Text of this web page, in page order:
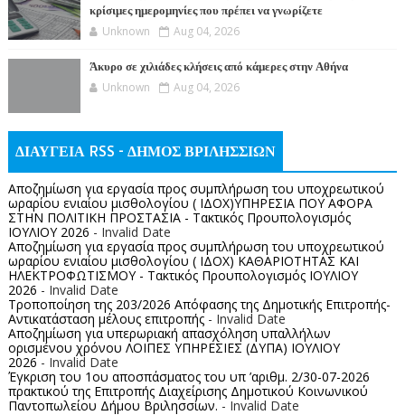
κρίσιμες ημερομηνίες που πρέπει να γνωρίζετε
Unknown Aug 04, 2026
Άκυρο σε χιλιάδες κλήσεις από κάμερες στην Αθήνα
Unknown Aug 04, 2026
ΔΙΑΥΓΕΙΑ RSS - ΔΗΜΟΣ ΒΡΙΛΗΣΣΙΩΝ
Αποζημίωση για εργασία προς συμπλήρωση του υποχρεωτικού
ωραρίου ενιαίου μισθολογίου ( ΙΔΟΧ)ΥΠΗΡΕΣΙΑ ΠΟΥ ΑΦΟΡΑ
ΣΤΗΝ ΠΟΛΙΤΙΚΗ ΠΡΟΣΤΑΣΙΑ - Τακτικός Προυπολογισμός
ΙΟΥΛΙΟΥ 2026 - Invalid Date
Αποζημίωση για εργασία προς συμπλήρωση του υποχρεωτικού
ωραρίου ενιαίου μισθολογίου ( ΙΔΟΧ) ΚΑΘΑΡΙΟΤΗΤΑΣ ΚΑΙ
ΗΛΕΚΤΡΟΦΩΤΙΣΜΟΥ - Τακτικός Προυπολογισμός ΙΟΥΛΙΟΥ
2026 - Invalid Date
Τροποποίηση της 203/2026 Απόφασης της Δημοτικής Επιτροπής-
Αντικατάσταση μέλους επιτροπής- Invalid Date
Αποζημίωση για υπερωριακή απασχόληση υπαλλήλων
ορισμένου χρόνου ΛΟΙΠΕΣ ΥΠΗΡΕΣΙΕΣ (ΔΥΠΑ) ΙΟΥΛΙΟΥ
2026- Invalid Date
Έγκριση του 1ου αποσπάσματος του υπ ’αριθμ. 2/30-07-2026
πρακτικού της Επιτροπής Διαχείρισης Δημοτικού Κοινωνικού
Παντοπωλείου Δήμου Βριλησσίων.- Invalid Date